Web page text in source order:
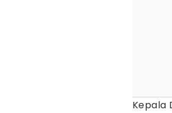
Kepala